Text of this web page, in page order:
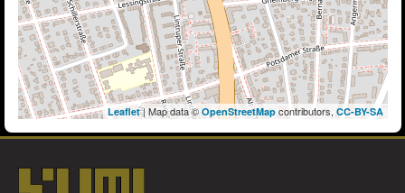
Leaflet| Map data © OpenStreetMapcontributors, CC-BY-SA